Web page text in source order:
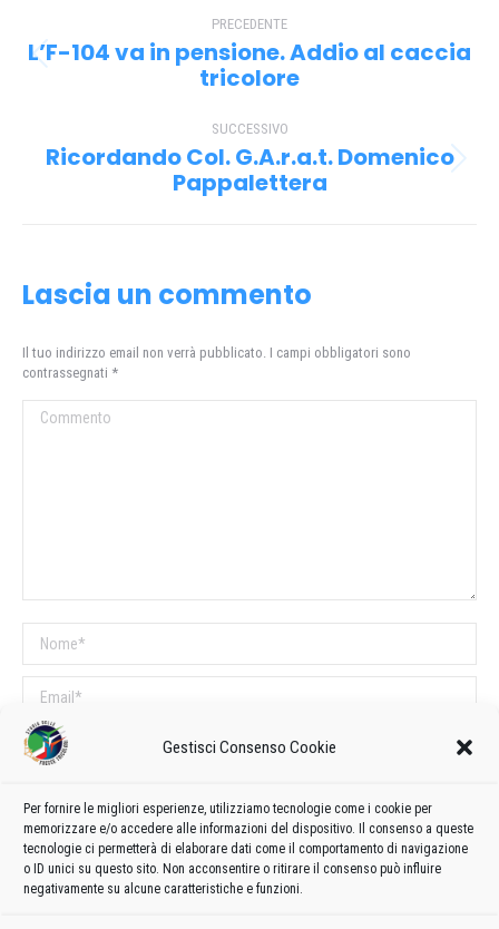
Gestisci Consenso Cookie
Per fornire le migliori esperienze, utilizziamo tecnologie come i cookie per
memorizzare e/o accedere alle informazioni del dispositivo. Il consenso a queste
tecnologie ci permetterà di elaborare dati come il comportamento di navigazione
o ID unici su questo sito. Non acconsentire o ritirare il consenso può influire
negativamente su alcune caratteristiche e funzioni.
tra PRECEDENTE
Post
precedente:
L’F-104 va in pensione. Addio al caccia
tricolore
SUCCESSIVO
Prossimo
post:
Ricordando Col. G.A.r.a.t. Domenico
Pappalettera
Lascia un commento
Il tuo indirizzo email non verrà pubblicato. I campi obbligatori sono
contrassegnati *
Commento
Nome *
Email *
Sito web
COMMENTI SUL POST
Questo sito utilizza Akismet per ridurre lo spam.Scopri come vengono
elaborati i dati derivati dai commenti.